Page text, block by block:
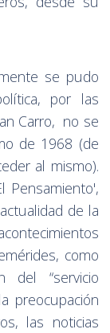
se pudo
por las
Carro, no se
de 1968 (de
al mismo).
de la
como
del “servicio
preocupación
las noticias